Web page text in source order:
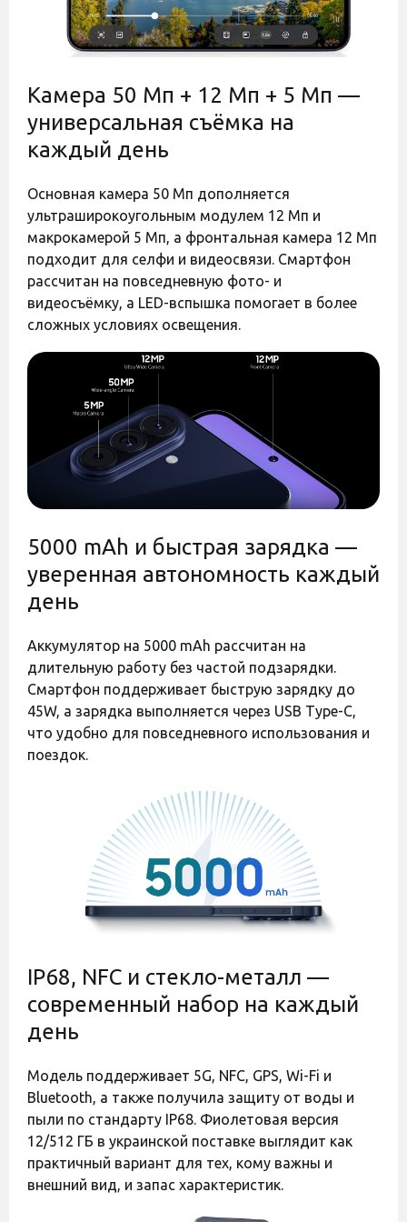
Оставить отзыв
Полиуретановая пленка
StatusSKIN Titanium на
экран Samsung Galaxy A37
Матовая
Оставить отзыв
Полиуретановая пленка
StatusSKIN Titanium на
Глянцевая
Код: 44841
Оставить отзыв
Полиуретановая пленка
StatusSKIN Ultra на экран
Samsung Galaxy A37
Глянцевая
Есть в наличии
Оставить отзыв
Полиуретановая пленка
StatusSKIN Pro+ на экран
Samsung Galaxy A37
Матовая
Есть в наличии
Код: 44839
Оставить отзыв
Полиуретановая пленка
StatusSKIN Pro+ на экран
Samsung Galaxy A37
Глянцевая
Есть в наличии
400 грн
Полиуретановая пленка
StatusSKIN Pro на экран
Samsung Galaxy A37
Матовая
Есть в наличии
350 грн
Прошивка Международная (Global)
Официально Украинская версия (UA-
Защита корпуса
Пыле и влагозащита
Степень защиты
IP68
Гарантия
12 месяцев
Cтекло-металл
Год выпуска
2026
Комплектация
Смартфон USB Type-C кабель
Скрепка для извлечения SIM-карты
Дополнительно
характеристики и комплектацию
товара. Обратите внимание, магазин
этих изменений.
Штрихкод
8806099025908
Камера 50 Мп + 12 Мп + 5 Мп —
универсальная съёмка на
каждый день
Основная камера 50 Мп дополняется
ультраширокоугольным модулем 12 Мп и
макрокамерой 5 Мп, а фронтальная камера 12 Мп
подходит для селфи и видеосвязи. Смартфон
рассчитан на повседневную фото- и
видеосъёмку, а LED-вспышка помогает в более
сложных условиях освещения.
5000 mAh и быстрая зарядка —
уверенная автономность каждый
день
Аккумулятор на 5000 mAh рассчитан на
длительную работу без частой подзарядки.
Смартфон поддерживает быструю зарядку до
45W, а зарядка выполняется через USB Type-C,
что удобно для повседневного использования и
поездок.
IP68, NFC и стекло-металл —
современный набор на каждый
день
Модель поддерживает 5G, NFC, GPS, Wi-Fi и
Bluetooth, а также получила защиту от воды и
пыли по стандарту IP68. Фиолетовая версия
12/512 ГБ в украинской поставке выглядит как
практичный вариант для тех, кому важны и
внешний вид, и запас характеристик.